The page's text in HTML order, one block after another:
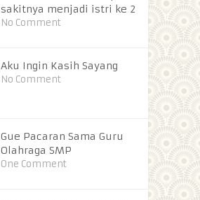
sakitnya menjadi istri ke 2
No Comment
Aku Ingin Kasih Sayang
No Comment
Gue Pacaran Sama Guru
Olahraga SMP
One Comment